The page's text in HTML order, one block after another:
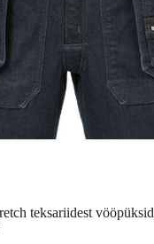
teksariidest vööpüksid